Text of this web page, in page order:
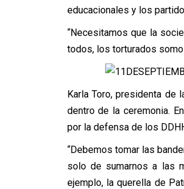
educacionales y los
“Necesitamos que la
todos, los torturados
Karla Toro, presidenta de
dentro de la ceremonia.
por la defensa de los
“Debemos tomar las
solo de sumarnos a las
ejemplo, la querella de